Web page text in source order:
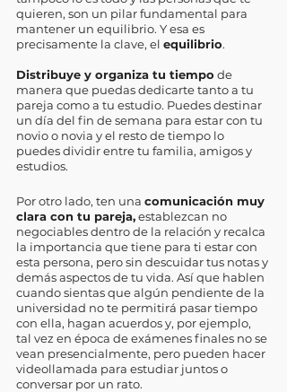
quieren, son un pilar fundamental para
mantener un equilibrio. Y esa es
precisamente la clave, el equilibrio.
Distribuye y organiza tu tiempo de
manera que puedas dedicarte tanto a tu
pareja como a tu estudio. Puedes destinar
un día del fin de semana para estar con tu
novio o novia y el resto de tiempo lo
puedes dividir entre tu familia, amigos y
estudios.
Por otro lado, ten una comunicación muy
clara con tu pareja, establezcan no
negociables dentro de la relación y recalca
la importancia que tiene para ti estar con
esta persona, pero sin descuidar tus notas y
demás aspectos de tu vida. Así que hablen
cuando sientas que algún pendiente de la
universidad no te permitirá pasar tiempo
con ella, hagan acuerdos y, por ejemplo,
tal vez en época de exámenes finales no se
vean presencialmente, pero pueden hacer
videollamada para estudiar juntos o
conversar por un rato.